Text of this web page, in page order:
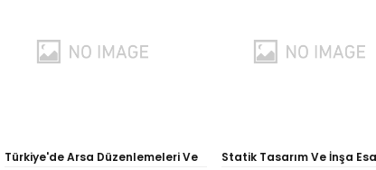
Türkiye'de Arsa Düzenlemeleri Ve Statik Tasarım Ve İnşa